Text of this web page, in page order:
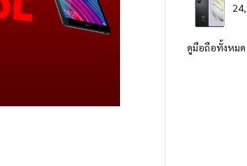
ดูมือถือทั้งหมด